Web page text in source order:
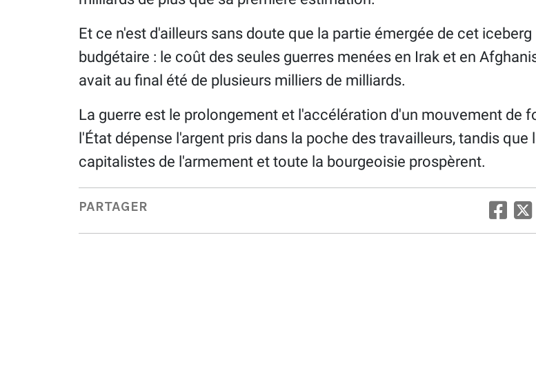
Et ce n'est d'ailleurs sans doute que la partie émergée de cet iceberg
budgétaire : le coût des seules guerres menées en Irak et en
avait au final été de plusieurs milliers de milliards.
La guerre est le prolongement et l'accélération d'un mouvement de
l'État dépense l'argent pris dans la poche des travailleurs, tandis que
capitalistes de l'armement et toute la bourgeoisie prospèrent.
PARTAGER